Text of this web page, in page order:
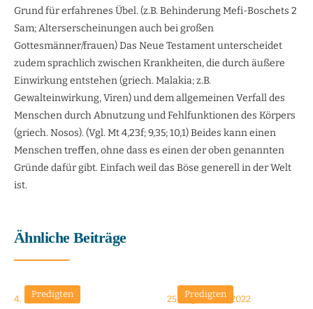
Grund für erfahrenes Übel. (z.B. Behinderung Mefi-Boschets 2
Sam; Alterserscheinungen auch bei großen
Gottesmänner/frauen) Das Neue Testament unterscheidet
zudem sprachlich zwischen Krankheiten, die durch äußere
Einwirkung entstehen (griech. Malakia; z.B.
Gewalteinwirkung, Viren) und dem allgemeinen Verfall des
Menschen durch Abnutzung und Fehlfunktionen des Körpers
(griech. Nosos). (Vgl. Mt 4,23f; 9,35; 10,1) Beides kann einen
Menschen treffen, ohne dass es einen der oben genannten
Gründe dafür gibt. Einfach weil das Böse generell in der Welt
ist.
Ähnliche Beiträge
Predigten
4. Mai 2025 Predigten
25. September 2022